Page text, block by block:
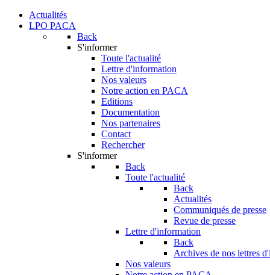
Actualités
LPO PACA
Back
S'informer
Toute l'actualité
Lettre d'information
Nos valeurs
Notre action en PACA
Editions
Documentation
Nos partenaires
Contact
Rechercher
S'informer
Back
Toute l'actualité
Back
Actualités
Communiqués de presse
Revue de presse
Lettre d'information
Back
Archives de nos lettres
Nos valeurs